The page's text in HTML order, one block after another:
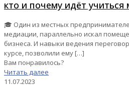
кто и почему идёт учиться
🎓 Один из местных
медиации, параллельно искал
бизнеса. И навыки ведения
курсе, позволили ему […]
Вам понравилось?
Читать далее
11.07.2023